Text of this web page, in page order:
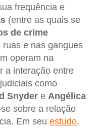
frequência e
(entre as quais se
de crime
e nas gangues
operam na
a interação entre
como
Snyder e Angélica
sobre a relação
Em seu estudo,